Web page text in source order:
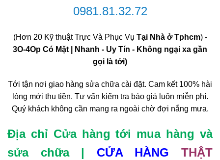
0981.81.32.72
(Hơn 20 Kỹ thuật Trực Và Phục Vụ Tại Nhà ở Tphcm) -
3O-4Op Có Mặt | Nhanh - Uy Tín - Không ngại xa gần
gọi là tới)
Tới tận nơi giao hàng sửa chữa cài đặt. Cam kết 100% hài
lòng mới thu tiền. Tư vấn kiểm tra báo giá luôn miễn phí.
Quý khách không cần mang ra ngoài chờ đợi nắng mưa.
Địa chỉ Cửa hàng tới mua hàng và
sửa chữa | CỬA HÀNG
THẬT